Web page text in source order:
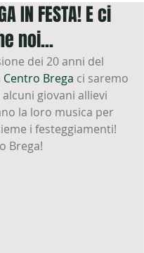
IN FESTA! E ci
noi...
dei 20 anni del
Centro Brega ci saremo
giovani allievi
la loro musica per
i festeggiamenti!
Brega!